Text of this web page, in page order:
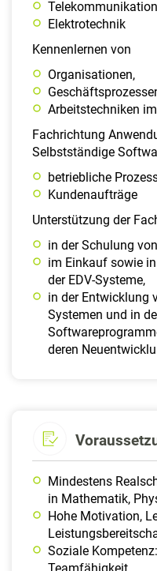
Elektrotechnik
Kennenlernen von
Organisationen,
Arbeitstechniken
Fachrichtung
Selbstständige
betriebliche
Kundenaufträge
Unterstützung der
in der Schulung
im Einkauf sowie
der EDV-Systeme,
in der Entwicklung
Systemen und in
deren
Mindestens
in Mathematik,
Hohe Motivation,
Soziale